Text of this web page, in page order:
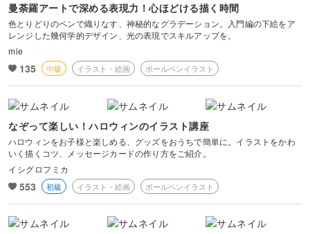
曼荼羅アートで深める表現力！心ほどける描く時間
色とりどりのペンで織りなす、神秘的なグラデーション。入門編の下絵をア
レンジした幾何学的デザイン、光の表現でスキルアップを。
mie
135 中級 イラスト・絵画 ボールペンイラスト
なぞって楽しい！ハロウィンのイラスト講座
ハロウィンをお子様と楽しめる、グッズをおうちで簡単に。イラストをかわ
いく描くコツ、メッセージカードの作り方をご紹介。
イシグロフミカ
553 初級 イラスト・絵画 ボールペンイラスト